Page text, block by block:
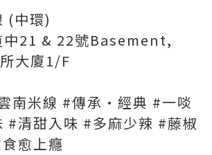
(中環)
中21 & 22號Basement,
大廈1/F
南米線 #傳承•經典 #一啖
#清甜入味 #多麻少辣 #藤椒
愈上癮